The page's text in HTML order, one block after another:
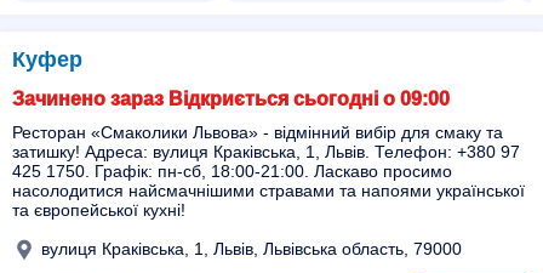
Куфер
Зачинено зараз Відкриється сьогодні о 09:00
Ресторан «Смаколики Львова» - відмінний вибір для смаку та
затишку! Адреса: вулиця Краківська, 1, Львів. Телефон: +380 97
425 1750. Графік: пн-сб, 18:00-21:00. Ласкаво просимо
насолодитися найсмачнішими стравами та напоями української
та європейської кухні!
вулиця Краківська, 1, Львів, Львівська область, 79000